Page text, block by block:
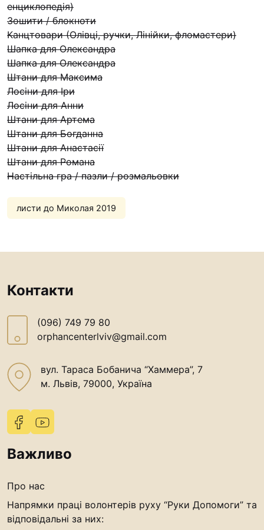
Кулінарний гурток
Як допомогти
Юричко
(096) 749 79 80
енциклопедія)
Зошити / блокноти
Канцтовари (Олівці, ручки, Лінійки, фломастери)
Шапка для Олександра
Шапка для Олександра
Штани для Максима
Лосіни для Іри
Лосіни для Анни
Штани для Артема
Штани для Богданна
Штани для Анастасії
Штани для Романа
Настільна гра / пазли / розмальовки
листи до Миколая 2019
Контакти
(096) 749 79 80
orphancenterlviv@gmail.com
вул. Тараса Бобанича “Хаммера”, 7
м. Львів, 79000, Україна
Важливо
Про нас
Напрямки праці волонтерів руху “Руки Допомоги” та
відповідальні за них: